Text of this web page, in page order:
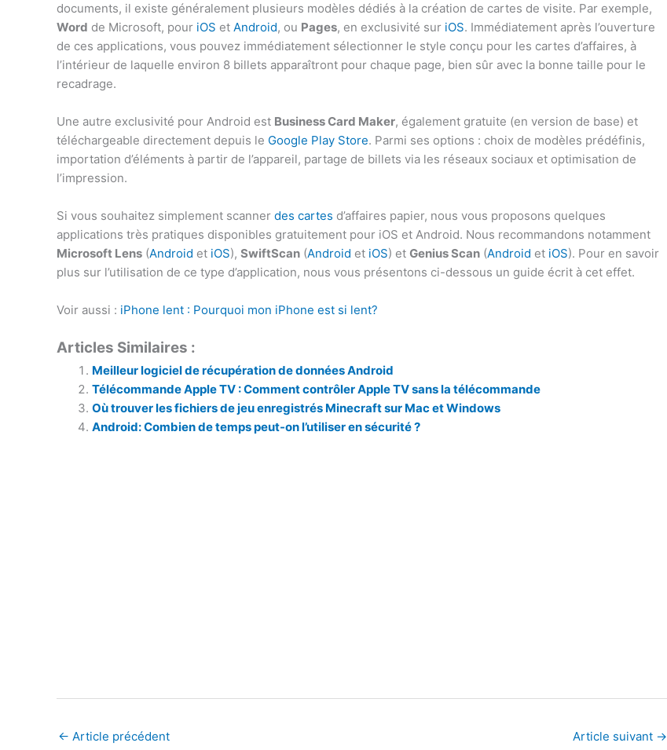
documents, il existe généralement plusieurs modèles dédiés à la création de cartes de visite. Par exemple,
Word de Microsoft, pour iOS et Android, ou Pages, en exclusivité sur iOS. Immédiatement après l’ouverture
de ces applications, vous pouvez immédiatement sélectionner le style conçu pour les cartes d’affaires, à
l’intérieur de laquelle environ 8 billets apparaîtront pour chaque page, bien sûr avec la bonne taille pour le
recadrage.
Une autre exclusivité pour Android est Business Card Maker, également gratuite (en version de base) et
téléchargeable directement depuis le Google Play Store. Parmi ses options : choix de modèles prédéfinis,
importation d’éléments à partir de l’appareil, partage de billets via les réseaux sociaux et optimisation de
l’impression.
Si vous souhaitez simplement scanner des cartes d’affaires papier, nous vous proposons quelques
applications très pratiques disponibles gratuitement pour iOS et Android. Nous recommandons notamment
Microsoft Lens (Android et iOS), SwiftScan (Android et iOS) et Genius Scan (Android et iOS). Pour en savoir
plus sur l’utilisation de ce type d’application, nous vous présentons ci-dessous un guide écrit à cet effet.
Voir aussi : iPhone lent : Pourquoi mon iPhone est si lent?
Articles Similaires :
Meilleur logiciel de récupération de données Android
Télécommande Apple TV : Comment contrôler Apple TV sans la télécommande
Où trouver les fichiers de jeu enregistrés Minecraft sur Mac et Windows
Android: Combien de temps peut-on l’utiliser en sécurité ?
← Article précédent Article suivant →